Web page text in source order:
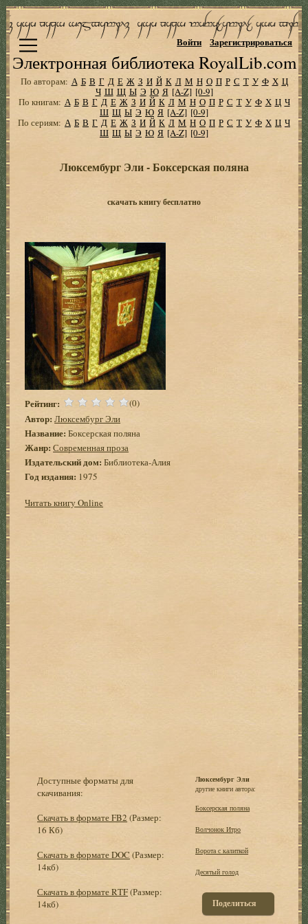
Электронная библиотека RoyalLib.com
Войти Зарегистрироваться
По авторам: А Б В Г Д Е Ж З И Й К Л М Н О П Р С Т У Ф Х Ц
Ч Ш Щ Ы Э Ю Я [A-Z] [0-9]
По книгам: А Б В Г Д Е Ж З И Й К Л М Н О П Р С Т У Ф Х Ц Ч
Ш Щ Ы Э Ю Я [A-Z] [0-9]
По сериям: А Б В Г Д Е Ж З И Й К Л М Н О П Р С Т У Ф Х Ц Ч
Ш Щ Ы Э Ю Я [A-Z] [0-9]
Люксембург Эли - Боксерская поляна
скачать книгу бесплатно
Рейтинг: (0)
Автор: Люксембург Эли
Название: Боксерская поляна
Жанр: Современная проза
Издательский дом: Библиотека-Алия
Год издания: 1975
Читать книгу Online
Доступные форматы для
скачивания:
Скачать в формате FB2 (Размер:
16 Кб)
Скачать в формате DOC (Размер:
14кб)
Скачать в формате RTF(Размер:
14кб)
Люксембург Эли
другие книги автора:
Боксерская поляна
Волчонок Итро
Ворота с калиткой
Десятый голод
Поделиться